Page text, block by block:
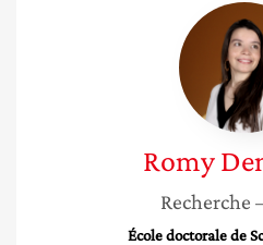
Romy
Recherche
École doctorale de